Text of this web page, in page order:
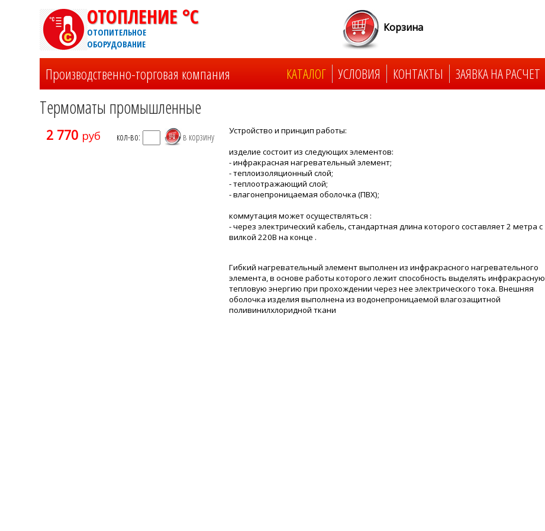
ОТОПЛЕНИЕ °C
ОТОПИТЕЛЬНОЕ
ОБОРУДОВАНИЕ
Корзина
Производственно-торговая компания КАТАЛОГ УСЛОВИЯ КОНТАКТЫ ЗАЯВКА НА РАСЧЕТ
Термоматы промышленные
2 770 руб кол-во:
Устройство и принцип работы:
изделие состоит из следующих элементов:
- инфракрасная нагревательный элемент;
- теплоизоляционный слой;
- теплоотражающий слой;
- влагонепроницаемая оболочка (ПВХ);
коммутация может осуществляться :
- через электрический кабель, стандартная длина которого составляет 2 метра с
вилкой 220В на конце .
Гибкий нагревательный элемент выполнен из инфракрасного нагревательного
элемента, в основе работы которого лежит способность выделять инфракрасную
тепловую энергию при прохождении через нее электрического тока. Внешняя
оболочка изделия выполнена из водонепроницаемой влагозащитной
поливинилхлоридной ткани